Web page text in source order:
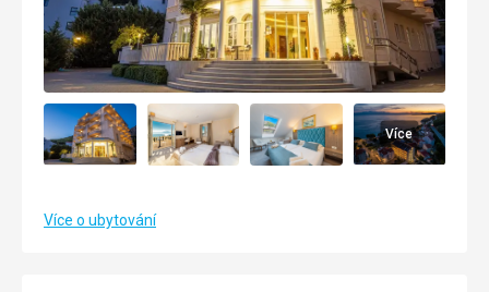
Více
Více o ubytování